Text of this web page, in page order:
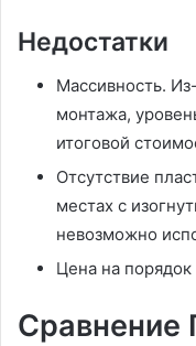
Недостатки
Массивность.
монтажа,
итоговой
Отсутствие
местах с
невозможно
Цена на
Сравнение